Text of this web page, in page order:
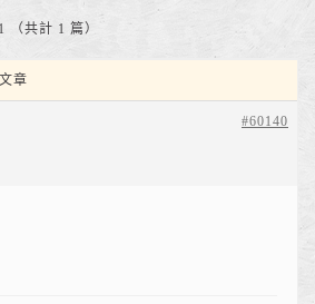
（共計 1 篇）
文章
#60140